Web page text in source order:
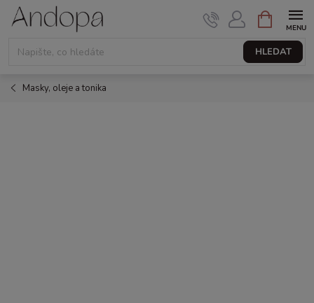
Přejít
HLEDAT
NÁKUPNÍ
KOŠÍK
Masky, oleje a tonika